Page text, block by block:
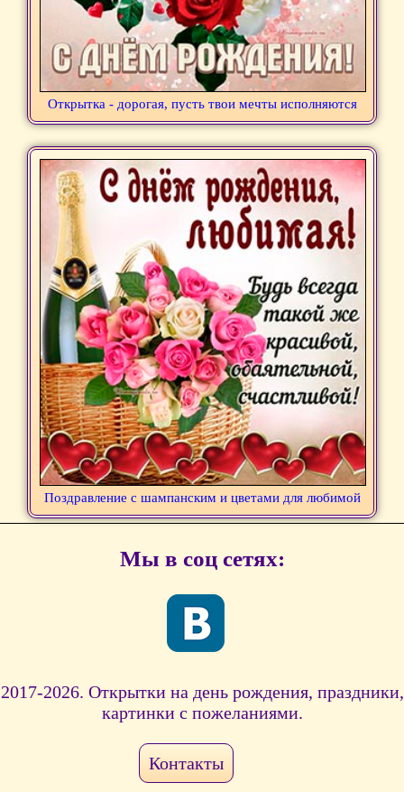
Открытка - дорогая, пусть твои мечты исполняются
Поздравление с шампанским и цветами для любимой
Мы в соц сетях:
2017-2026. Открытки на день рождения, праздники,
картинки с пожеланиями.
Контакты